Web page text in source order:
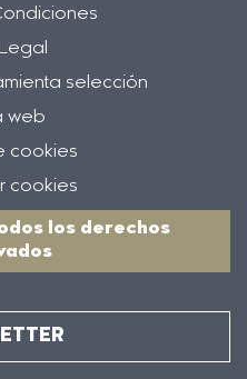
selección
web
cookies
cookies
los derechos